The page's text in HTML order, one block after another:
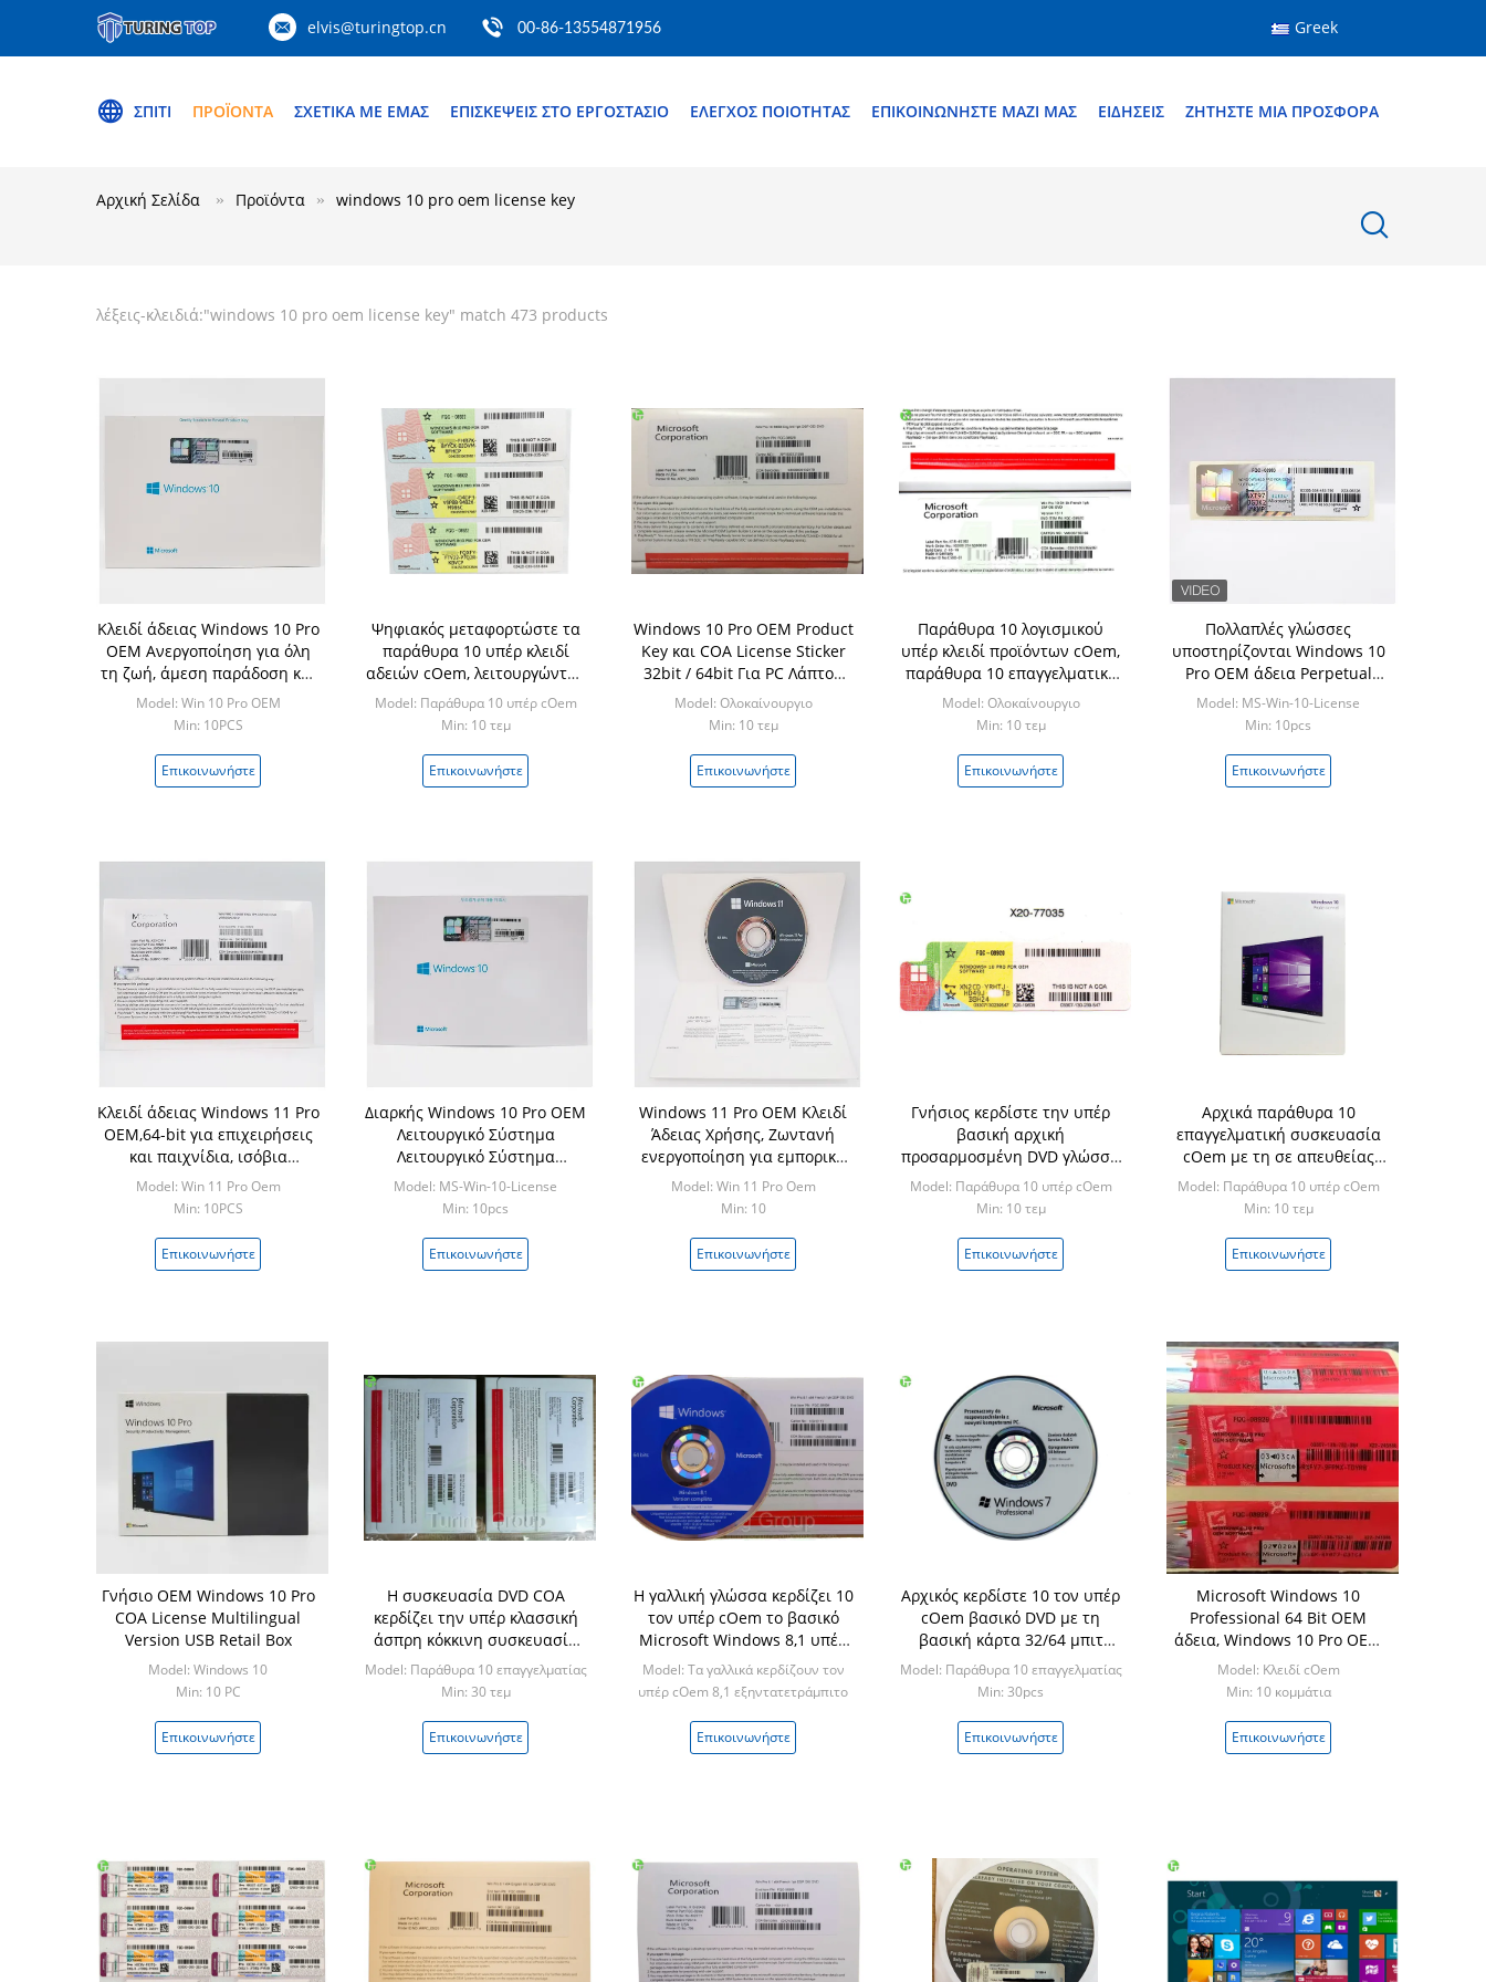
elvis@turingtop.cn 00-86-13554871956 Greek
ΣΠΊΤΙ ΠΡΟΪΌΝΤΑ ΣΧΕΤΙΚΆ ΜΕ ΕΜΆΣ ΕΠΙΣΚΈΨΕΙΣ ΣΤΟ ΕΡΓΟΣΤΆΣΙΟ ΈΛΕΓΧΟΣ ΠΟΙΌΤΗΤΑΣ ΕΠΙΚΟΙΝΩΝΉΣΤΕ ΜΑΖΊ ΜΑΣ ΕΙΔΉΣΕΙΣ ΖΗΤΉΣΤΕ ΜΙΑ ΠΡΟΣΦΟΡΆ
Αρχική Σελίδα Προϊόντα windows 10 pro oem license key
λέξεις-κλειδιά:"windows 10 pro oem license key" match 473 products
Κλειδί άδειας Windows 10 Pro
OEM Ανεργοποίηση για όλη
τη ζωή, άμεση παράδοση και
έκπτωση
Model: Win 10 Pro OEM
Min: 10PCS
Επικοινωνήστε
Ψηφιακός μεταφορτώστε τα
παράθυρα 10 υπέρ κλειδί
αδειών cOem, λειτουργώντας
παράθυρα 10 100% υπέρ
προϊόν
Model: Παράθυρα 10 υπέρ cOem
Min: 10 τεμ
Επικοινωνήστε
Windows 10 Pro OEM Product
Key και COA License Sticker
32bit / 64bit Για PC Λάπτοπ
Tablet
Model: Ολοκαίνουργιο
Min: 10 τεμ
Επικοινωνήστε
Παράθυρα 10 λογισμικού
υπέρ κλειδί προϊόντων cOem,
παράθυρα 10 επαγγελματικό
λιανικό κιβώτιο
Model: Ολοκαίνουργιο
Min: 10 τεμ
Επικοινωνήστε
Πολλαπλές γλώσσες
υποστηρίζονται Windows 10
Pro OEM άδεια Perpetual
Windows 10 Digital Product
Key
Model: MS-Win-10-License
Min: 10pcs
Επικοινωνήστε
Κλειδί άδειας Windows 11 Pro
OEM,64-bit για επιχειρήσεις
και παιχνίδια, ισόβια
ενεργοποίηση, βελτιωμένη
ασφάλεια και απόδοση
Model: Win 11 Pro Oem
Min: 10PCS
Επικοινωνήστε
Διαρκής Windows 10 Pro OEM
Λειτουργικό Σύστημα
Λειτουργικό Σύστημα
Windows 10 Κλειδί Προϊόντος
Model: MS-Win-10-License
Min: 10pcs
Επικοινωνήστε
Windows 11 Pro OEM Κλειδί
Άδειας Χρήσης, Ζωντανή
ενεργοποίηση για εμπορική
χρήση, Προενεργοποιημένη,
συμβατή με το TPM 2.0
Model: Win 11 Pro Oem
Min: 10
Επικοινωνήστε
Γνήσιος κερδίστε την υπέρ
βασική αρχική
προσαρμοσμένη DVD γλώσσα
cOem 10 Franch/Αραβικά/
ιαπωνικά
Model: Παράθυρα 10 υπέρ cOem
Min: 10 τεμ
Επικοινωνήστε
Αρχικά παράθυρα 10
επαγγελματική συσκευασία
cOem με τη σε απευθείας
σύνδεση ενεργοποίηση DVD
100%
Model: Παράθυρα 10 υπέρ cOem
Min: 10 τεμ
Επικοινωνήστε
Γνήσιο OEM Windows 10 Pro
COA License Multilingual
Version USB Retail Box
Model: Windows 10
Min: 10 PC
Επικοινωνήστε
Η συσκευασία DVD COA
κερδίζει την υπέρ κλασσική
άσπρη κόκκινη συσκευασία
έκδοσης cOem 10 βασική
Model: Παράθυρα 10 επαγγελματίας
Min: 30 τεμ
Επικοινωνήστε
Η γαλλική γλώσσα κερδίζει 10
τον υπέρ cOem το βασικό
Microsoft Windows 8,1 υπέρ
λογισμικό cOem πακέτων
Model: Τα γαλλικά κερδίζουν τον
υπέρ cOem 8,1 εξηντατετράμπιτο
Επικοινωνήστε
Αρχικός κερδίστε 10 τον υπέρ
cOem βασικό DVD με τη
βασική κάρτα 32/64 μπιτ
επίσημων μπλε λιανικών
κιβωτίων
Model: Παράθυρα 10 επαγγελματίας
Min: 30pcs
Επικοινωνήστε
Microsoft Windows 10
Professional 64 Bit OEM
άδεια, Windows 10 Pro OEM
κλειδί προϊόντος 64 Bit
Model: Κλειδί cOem
Min: 10 κομμάτια
Επικοινωνήστε